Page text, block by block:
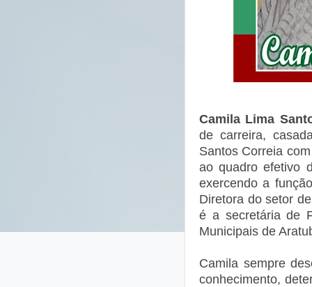
Camila Lima
de carreira,
Santos Correia
ao quadro efetivo
exercendo a
Diretora do setor
é a secretária de
Municipais de
Camila sempre
conhecimento,